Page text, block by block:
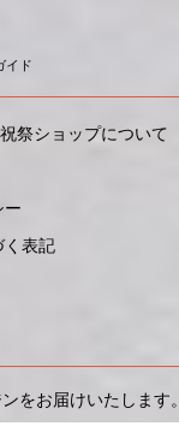
イド
祭ショップについて
ー
く表記
をお届けいたします。